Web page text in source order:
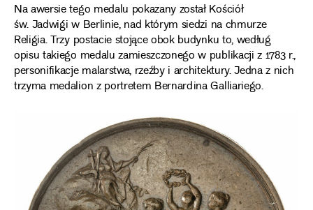
Na awersie tego medalu pokazany został Kościół
św. Jadwigi w Berlinie, nad którym siedzi na chmurze
Religia. Trzy postacie stojące obok budynku to, według
opisu takiego medalu zamieszczonego w publikacji z 1783 r.,
personifikacje malarstwa, rzeźby i architektury. Jedna z nich
trzyma medalion z portretem Bernardina Galliariego.